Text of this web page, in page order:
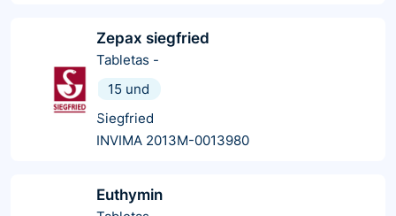
Zepax siegfried
Tabletas -
15 und
Siegfried
INVIMA 2013M-0013980
Euthymin